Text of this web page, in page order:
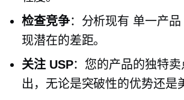
检查竞争：分析现有 单一产品
现潜在的差距。
关注 USP：您的产品的独特
出，无论是突破性的优势还是